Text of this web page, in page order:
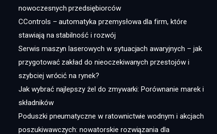
nowoczesnych przedsiębiorców
CControls – automatyka przemysłowa dla firm, które
stawiają na stabilność i rozwój
Serwis maszyn laserowych w sytuacjach awaryjnych – jak
przygotować zakład do nieoczekiwanych przestojów i
szybciej wrócić na rynek?
Jak wybrać najlepszy żel do zmywarki: Porównanie marek i
składników
Poduszki pneumatyczne w ratownictwie wodnym i akcjach
poszukiwawczych: nowatorskie rozwiązania dla